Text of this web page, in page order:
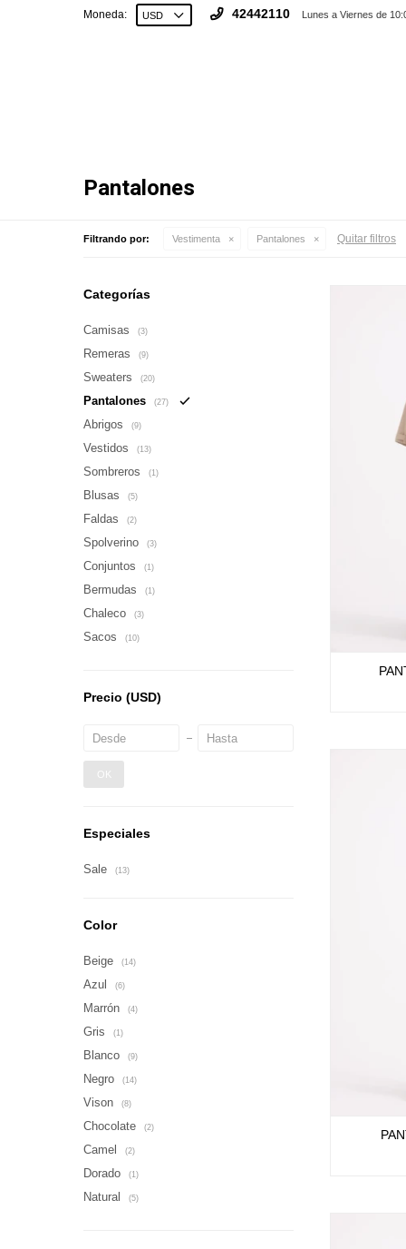
42442110 Lunes a Viernes de
Moneda:
Pantalones
Filtrando por: Vestimenta Pantalones Quitar filtros
Categorías
Camisas (3)
Remeras (9)
Sweaters (20)
Pantalones (27)
Abrigos (9)
Vestidos (13)
Sombreros (1)
Blusas (5)
Faldas (2)
Spolverino (3)
Conjuntos (1)
Bermudas (1)
Chaleco (3)
Sacos (10)
Precio (USD)
OK
Especiales
Sale (13)
Color
Beige (14)
Azul (6)
Marrón (4)
Gris (1)
Blanco (9)
Negro (14)
Vison (8)
Chocolate (2)
Camel (2)
Dorado (1)
Natural (5)